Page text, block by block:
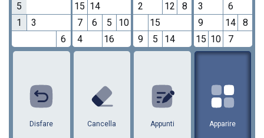
5
1
3
6
15 14
7
6 5
10
4
16
2
12
8
15
9
5 14
3
6
9
14
8
15 10 7
9
10 12 13 14 15 16
Disfare Cancella Appunti Apparire